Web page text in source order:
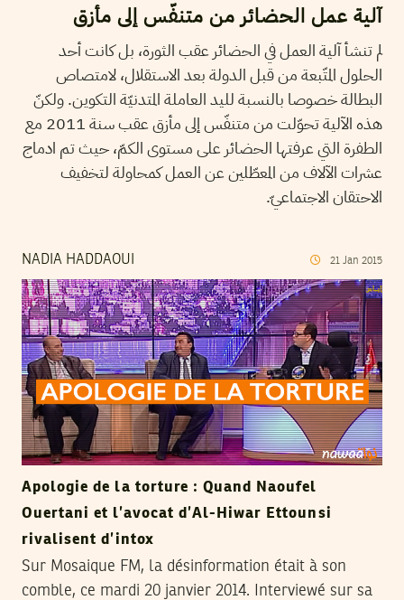
آلية عمل الحضائر من متنفّس إلى مأزق
لم تنشأ آلية العمل في الحضائر عقب الثورة، بل كانت أحد
الحلول المتّبعة من قبل الدولة بعد الاستقلال، لامتصاص
البطالة خصوصا بالنسبة لليد العاملة المتدنيّة التكوين. ولكنّ
هذه الآلية تحوّلت من متنفّس إلى مأزق عقب سنة 2011 مع
الطفرة التي عرفتها الحضائر على مستوى الكمّ، حيث تم ادماج
عشرات الآلاف من المعطّلين عن العمل كمحاولة لتخفيف
الاحتقان الاجتماعيّ.
NADIA HADDAOUI 21 Jan 2015
Apologie de la torture : Quand Naoufel
Ouertani et l’avocat d’Al-Hiwar Ettounsi
rivalisent d’intox
Sur Mosaique FM, la désinformation était à son
comble, ce mardi 20 janvier 2014. Interviewé sur sa